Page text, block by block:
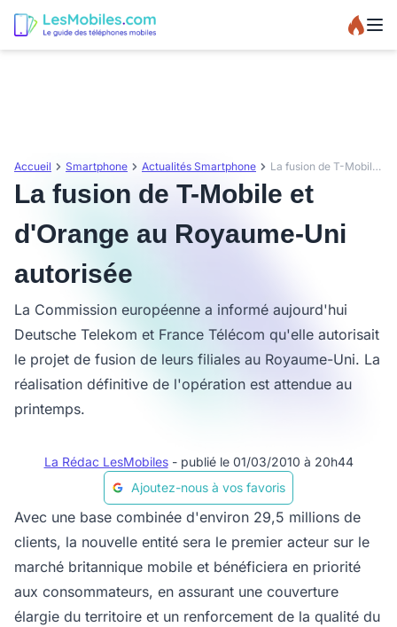
Accueil Smartphone Actualités Smartphone La fusion de T-Mobile et d'Orange au Royaume-Uni autorisée
La fusion de T-Mobile et
d'Orange au Royaume-Uni
autorisée
La Commission européenne a informé aujourd'hui
Deutsche Telekom et France Télécom qu'elle autorisait
le projet de fusion de leurs filiales au Royaume-Uni. La
réalisation définitive de l'opération est attendue au
printemps.
La Rédac LesMobiles - publié le 01/03/2010 à 20h44
Ajoutez-nous à vos favoris
Avec une base combinée d'environ 29,5 millions de
clients, la nouvelle entité sera le premier acteur sur le
marché britannique mobile et bénéficiera en priorité
aux consommateurs, en assurant une couverture
élargie du territoire et un renforcement de la qualité du